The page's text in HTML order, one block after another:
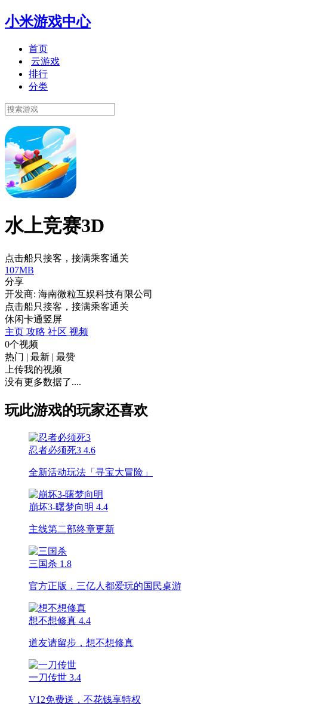
小米游戏中心
首页
云游戏
排行
分类
水上竞赛3D
点击船只接客，接满乘客通关
107MB
分享
开发商: 海南微粒互娱科技有限公司
点击船只接客，接满乘客通关
休闲卡通竖屏
主页 攻略 社区 视频
0个视频
热门 | 最新 | 最赞
上传我的视频
没有更多数据了....
玩此游戏的玩家还喜欢
忍者必须死3 4.6
全新活动玩法「寻宝大冒险」
崩坏3-曙梦向明 4.4
主线第二部终章更新
三国杀 1.8
官方正版，三亿人都爱玩的国民桌游
想不想修真 4.4
道友请留步，想不想修真
一刀传世 3.4
V12免费送，不花钱享特权